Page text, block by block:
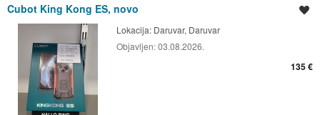
Cubot King Kong ES, novo
Lokacija: Daruvar, Daruvar
Objavljen:03.08.2026.
135 €